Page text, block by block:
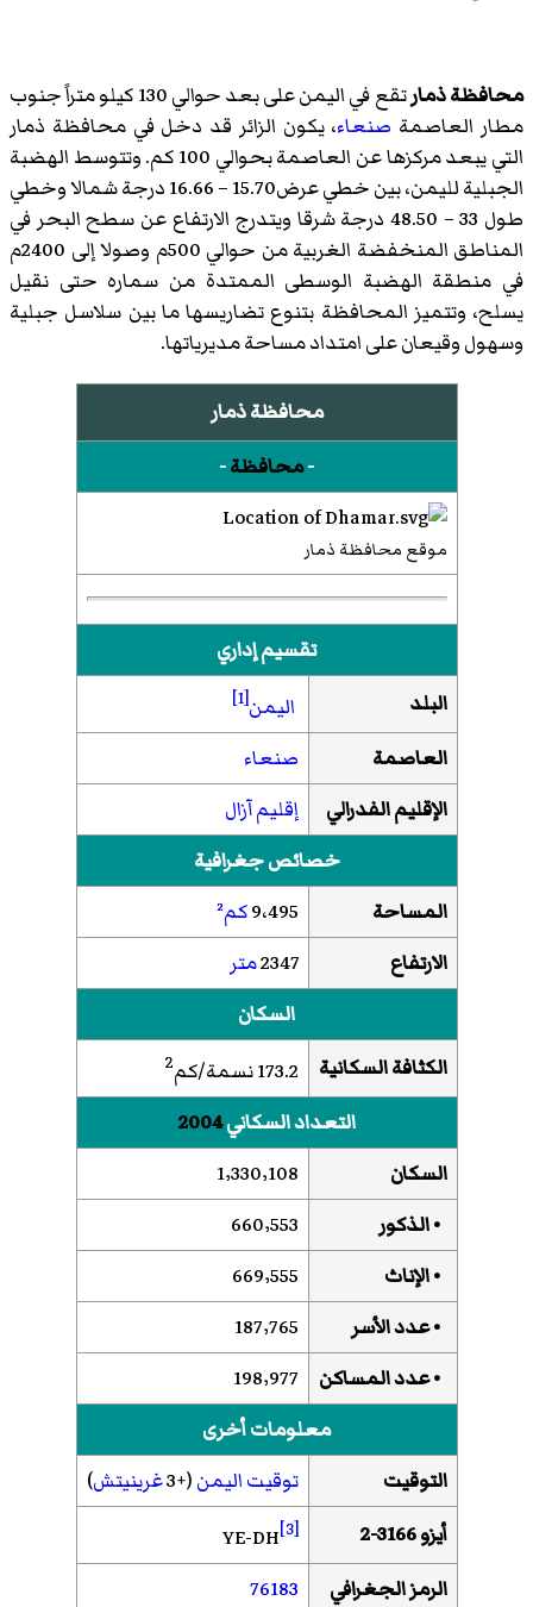
محافظة ذمار
تقع في اليمن على بعد حوالي 130 كيلو متراً جنوب
مطار العاصمة صنعاء، يكون الزائر قد دخل في محافظة ذمار
التي يبعد مركزها عن العاصمة بحوالي 100 كم. وتتوسط الهضبة
الجبلية لليمن، بين خطي عرض15.70 – 16.66 درجة شمالا وخطي
طول 33 – 48.50 درجة شرقا ويتدرج الارتفاع عن سطح البحر في
المناطق المنخفضة الغربية من حوالي 500م وصولا إلى 2400م
في منطقة الهضبة الوسطى الممتدة من سماره حتى نقيل
يسلح، وتتميز المحافظة بتنوع تضاريسها ما بين سلاسل جبلية
وسهول وقيعان على امتداد مساحة مديرياتها.
محافظة ذمار
-محافظة-
موقع محافظة ذمار
تقسيم إداري
البلد
اليمن[1]
العاصمة
صنعاء
الإقليم الفدرالي
إقليم آزال
خصائص جغرافية
المساحة
9،495كم²
الارتفاع
2347متر
السكان
الكثافة السكانية
173.2 نسمة/كم 2
التعداد السكاني2004
السكان
1٬330٬108
• الذكور
660٬553
• الإناث
669٬555
• عدد الأسر
187٬765
• عدد المساكن
198٬977
معلومات أخرى
التوقيت
توقيت اليمن(+3 غرينيتش)
أيزو 3166-2
YE-DH[3]
الرمز الجغرافي 76183